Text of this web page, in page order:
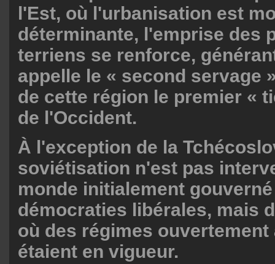
l'Est, où l'urbanisation est
déterminante, l'emprise des
terriens se renforce,
appelle le « second servage
de cette région le premier «
de l'Occident.
À l'exception de la
soviétisation n'est pas
monde initialement
démocraties libérales, mais
où des régimes
étaient en vigueur.